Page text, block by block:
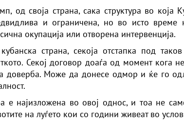
од своја страна, сака структура во
и ограничена, но во исто
окупација или отворена интервенција.
страна, секоја отстапка под
Секој договор доаѓа од момент кога
доверба. Може да донесе одмор и ќе го
е најизложена во овој однос, и тоа не
на луѓето кои со години живеат во